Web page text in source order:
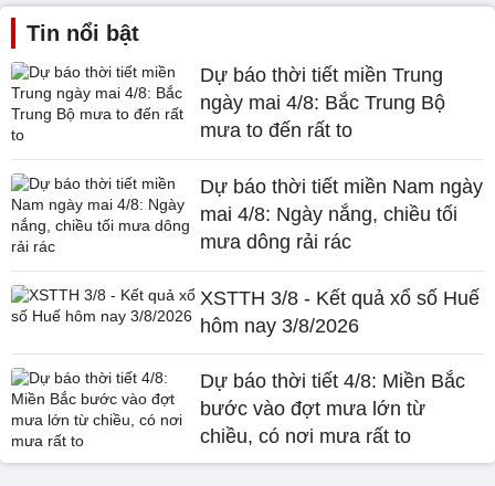
Tin nổi bật
Dự báo thời tiết miền Trung
ngày mai 4/8: Bắc Trung Bộ
mưa to đến rất to
Dự báo thời tiết miền Nam ngày
mai 4/8: Ngày nắng, chiều tối
mưa dông rải rác
XSTTH 3/8 - Kết quả xổ số Huế
hôm nay 3/8/2026
Dự báo thời tiết 4/8: Miền Bắc
bước vào đợt mưa lớn từ
chiều, có nơi mưa rất to